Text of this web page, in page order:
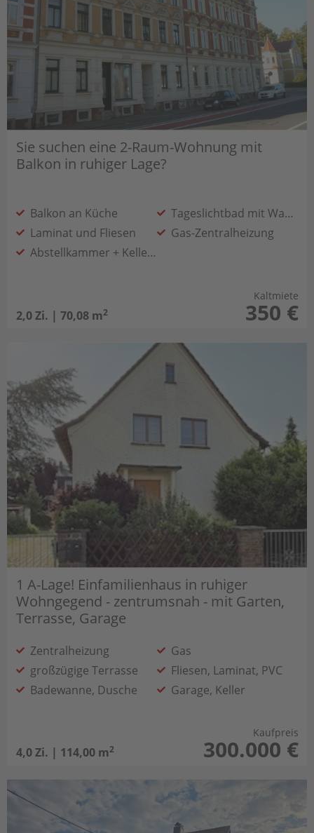
Sie suchen eine 2-Raum-Wohnung mit
Balkon in ruhiger Lage?
Balkon an Küche
Tageslichtbad mit Wanne
Laminat und Fliesen
Gas-Zentralheizung
Abstellkammer + Kellerabteil
2,0 Zi. | 70,08 m2
Kaltmiete
350 €
1 A-Lage! Einfamilienhaus in ruhiger
Wohngegend - zentrumsnah - mit Garten,
Terrasse, Garage
Zentralheizung
Gas
großzügige Terrasse
Fliesen, Laminat, PVC
Badewanne, Dusche
Garage, Keller
4,0 Zi. | 114,00 m2
Kaufpreis
300.000 €